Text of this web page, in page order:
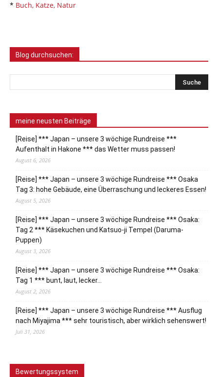
* Buch, Katze, Natur
Blog durchsuchen:
meine neusten Beiträge
[Reise] *** Japan – unsere 3 wöchige Rundreise ***
Aufenthalt in Hakone *** das Wetter muss passen!
August 6, 2026
[Reise] *** Japan – unsere 3 wöchige Rundreise *** Osaka
Tag 3: hohe Gebäude, eine Überraschung und leckeres Essen!
August 5, 2026
[Reise] *** Japan – unsere 3 wöchige Rundreise *** Osaka:
Tag 2 *** Käsekuchen und Katsuo-ji Tempel (Daruma-
Puppen)
August 3, 2026
[Reise] *** Japan – unsere 3 wöchige Rundreise *** Osaka:
Tag 1 *** bunt, laut, lecker…
August 2, 2026
[Reise] *** Japan – unsere 3 wöchige Rundreise *** Ausflug
nach Miyajima *** sehr touristisch, aber wirklich sehenswert!
Juli 31, 2026
Bewertungssystem